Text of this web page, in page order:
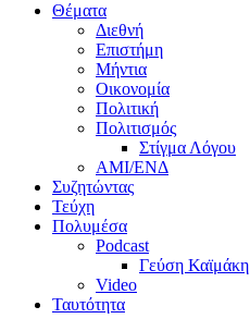
Θέματα
Διεθνή
Επιστήμη
Μήντια
Οικονομία
Πολιτική
Πολιτισμός
Στίγμα Λόγου
AMI/ΕΝΔ
Συζητώντας
Τεύχη
Πολυμέσα
Podcast
Γεύση Καϊμάκη
Video
Ταυτότητα